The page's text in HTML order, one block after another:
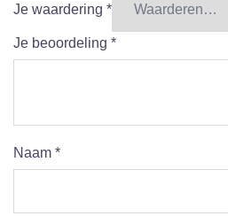
Je waardering *
Je beoordeling *
Naam *